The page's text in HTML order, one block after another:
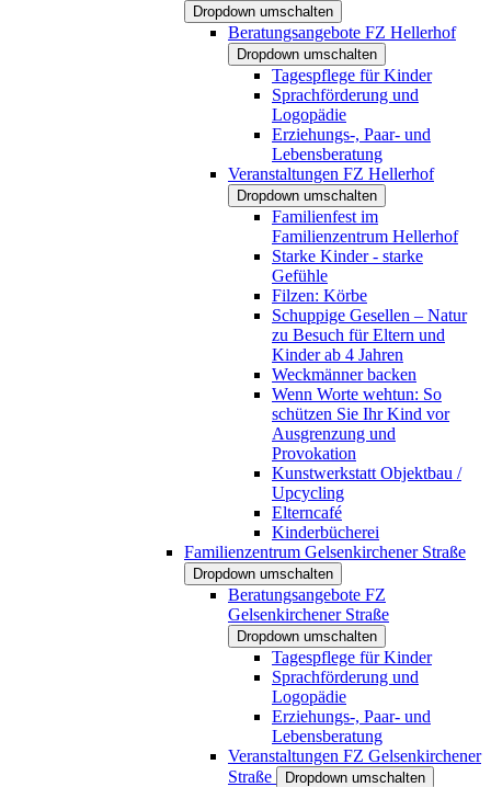
Dropdown umschalten
Beratungsangebote FZ Hellerhof
Dropdown umschalten
Tagespflege für Kinder
Sprachförderung und
Logopädie
Erziehungs-, Paar- und
Lebensberatung
Veranstaltungen FZ Hellerhof
Dropdown umschalten
Familienfest im
Familienzentrum Hellerhof
Starke Kinder - starke
Gefühle
Filzen: Körbe
Schuppige Gesellen – Natur
zu Besuch für Eltern und
Kinder ab 4 Jahren
Weckmänner backen
Wenn Worte wehtun: So
schützen Sie Ihr Kind vor
Ausgrenzung und
Provokation
Kunstwerkstatt Objektbau /
Upcycling
Elterncafé
Kinderbücherei
Familienzentrum Gelsenkirchener Straße
Dropdown umschalten
Beratungsangebote FZ
Gelsenkirchener Straße
Dropdown umschalten
Tagespflege für Kinder
Sprachförderung und
Logopädie
Erziehungs-, Paar- und
Lebensberatung
Veranstaltungen FZ Gelsenkirchener
Straße
Dropdown umschalten